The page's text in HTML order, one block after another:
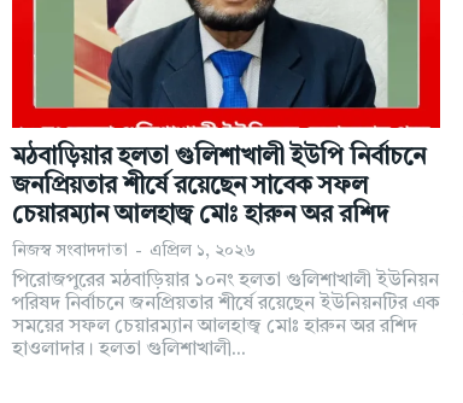
মঠবাড়িয়ার হলতা গুলিশাখালী ইউপি নির্বাচনে
জনপ্রিয়তার শীর্ষে রয়েছেন সাবেক সফল
চেয়ারম্যান আলহাজ্ব মোঃ হারুন অর রশিদ
নিজস্ব সংবাদদাতা - এপ্রিল ১, ২০২৬
পিরোজপুরের মঠবাড়িয়ার ১০নং হলতা গুলিশাখালী ইউনিয়ন
পরিষদ নির্বাচনে জনপ্রিয়তার শীর্ষে রয়েছেন ইউনিয়নটির এক
সময়ের সফল চেয়ারম্যান আলহাজ্ব মোঃ হারুন অর রশিদ
হাওলাদার। হলতা গুলিশাখালী...